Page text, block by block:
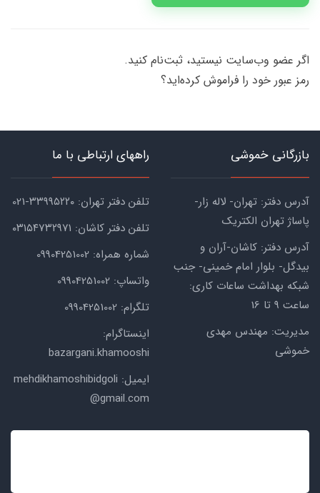
اگر عضو وب‌سایت نیستید، ثبت‌نام کنید.
رمز عبور خود را فراموش کرده‌اید؟
بازرگانی خموشی
آدرس دفتر: تهران- لاله زار-
پاساژ تهران الکتریک
آدرس دفتر: کاشان-آران و
بیدگل- بلوار امام خمینی- جنب
شبکه بهداشت ساعات کاری:
ساعت ۹ تا 16
مدیریت: مهندس مهدی
خموشی
راههای ارتباطی با ما
تلفن دفتر تهران: ۳۳۹۹۵۲۲۰-021
تلفن دفتر کاشان: ۰۳۱۵۴۷۳۲۹۷۱
شماره همراه: 09904251002
واتساپ: 09904251002
تلگرام: 09904251002
اینستاگرام:
bazargani.khamooshi
ایمیل: mehdikhamoshibidgoli
@gmail.com